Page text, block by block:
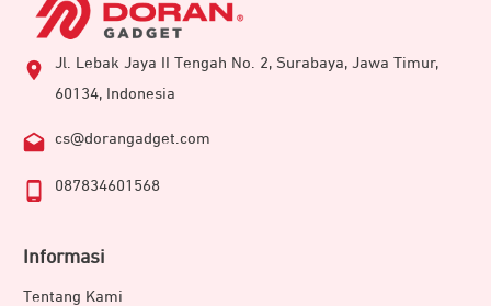
Jl. Lebak Jaya II Tengah No. 2, Surabaya, Jawa Timur,
60134, Indonesia
cs@dorangadget.com
087834601568
Informasi
Tentang Kami